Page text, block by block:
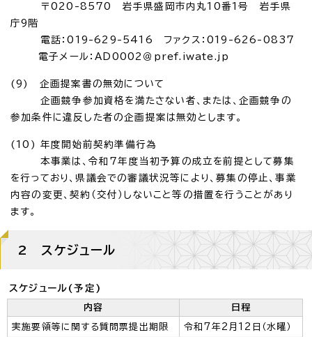
〒020-8570 岩手県盛岡市内丸10番1号 岩手県
庁9階
電話：019-629-5416 ファクス：019-626-0837
電子メール：AD0002＠pref.iwate.jp
(9) 企画提案書の無効について
企画競争参加資格を満たさない者、または、企画競争の
参加条件に違反した者の企画提案は無効とします。
(10) 年度開始前契約準備行為
本事業は、令和7年度当初予算の成立を前提として募集
を行っており、県議会での審議状況等により、募集の停止、事業
内容の変更、契約（交付）しないこと等の措置を行うことがあり
ます。
2 スケジュール
スケジュール(予定)
内容 日程
実施要領等に関する質問票提出期限 令和7年2月12日（水曜）